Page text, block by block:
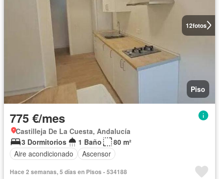
12fotos
Piso
775 €/mes
Castilleja De La Cuesta, Andalucía
3 Dormitorios
1 Baño
80 m²
Aire acondicionado
Ascensor
Hace 2 semanas, 5 días en Pisos - 534188